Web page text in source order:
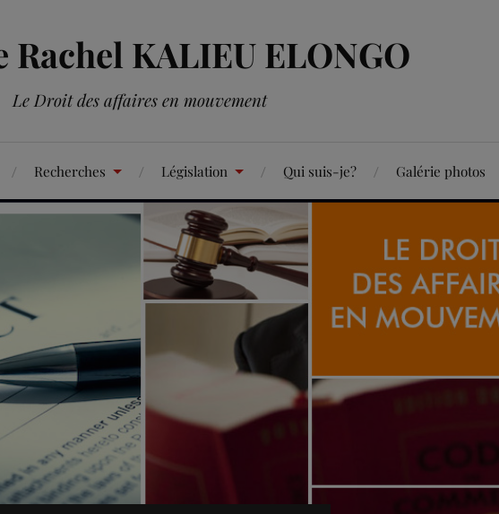
Rachel KALIEU ELONGO
Le Droit des affaires en mouvement
Recherches Législation Qui suis-je? Galérie photos